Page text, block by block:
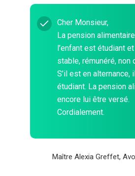
Cher Monsieur,
La pension
l’enfant est étudiant et
stable, rémunéré, non
S’il est en alternance,
étudiant. La pension
encore lui être versé.
Cordialement.
Maître Alexia Greffet,